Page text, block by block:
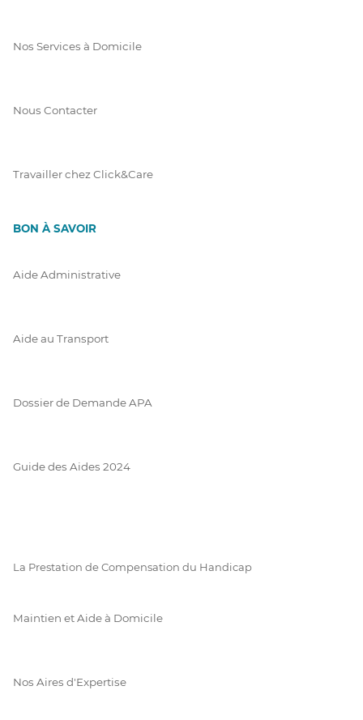
Nos Services à Domicile
Nous Contacter
Travailler chez Click&Care
BON À SAVOIR
Aide Administrative
Aide au Transport
Dossier de Demande APA
Guide des Aides 2024
La Prestation de Compensation du Handicap
Maintien et Aide à Domicile
Nos Aires d'Expertise